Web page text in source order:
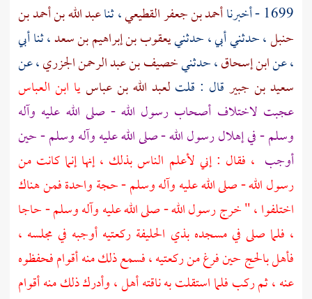
1699 - أخبرنا أحمد بن جعفر القطيعي، ثناعبد الله بن أحمد بن
حنبل، حدثني أبي ، حدثنييعقوب بن إبراهيم بن سعد، ثنا أبي
، عنابن إسحاق، حدثنيخصيف بن عبد الرحمن الجزري، عن
سعيد بن جبير قال : قلت لعبد الله بن عباسيا ابن العباس
عجبت لاختلاف أصحاب رسول الله - صلى الله عليه وآله
وسلم - في إهلال رسول الله - صلى الله عليه وآله وسلم - حين
أوجب ، فقال : إني لأعلم الناس بذلك ، إنها إنما كانت من
رسول الله - صلى الله عليه وآله وسلم - حجة واحدة فمن هناك
اختلفوا ، " خرج رسول الله - صلى الله عليه وآله وسلم - حاجا
، فلما صلى في مسجدهبذي الحليفة ركعتيه أوجبه في مجلسه ،
فأهل بالحج حين فرغ من ركعتيه ، فسمع ذلك منه أقوام فحفظوه
عنه ، ثم ركب فلما استقلت به ناقته أهل ، وأدرك ذلك منه أقوام